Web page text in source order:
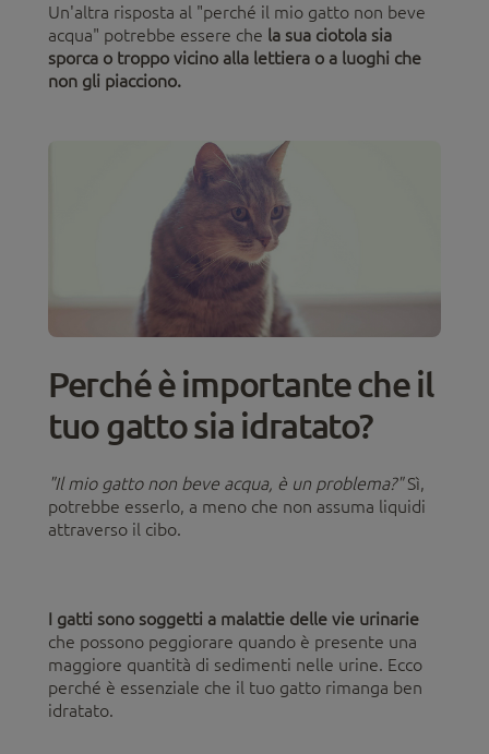
Un'altra risposta al "perché il mio gatto non beve
acqua" potrebbe essere che la sua ciotola sia
sporca o troppo vicino alla lettiera o a luoghi che
non gli piacciono.
Perché è importante che il
tuo gatto sia idratato?
"Il mio gatto non beve acqua, è un problema?"Sì,
potrebbe esserlo, a meno che non assuma liquidi
attraverso il cibo.
I gatti sono soggetti a malattie delle vie urinarie
che possono peggiorare quando è presente una
maggiore quantità di sedimenti nelle urine. Ecco
perché è essenziale che il tuo gatto rimanga ben
idratato.